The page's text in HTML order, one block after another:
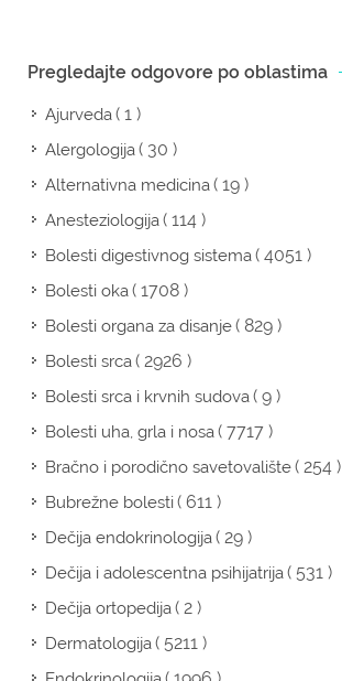
Pregledajte odgovore po oblastima
Ajurveda( 1 )
Alergologija( 30 )
Alternativna medicina( 19 )
Anesteziologija( 114 )
Bolesti digestivnog sistema( 4051 )
Bolesti oka( 1708 )
Bolesti organa za disanje( 829 )
Bolesti srca( 2926 )
Bolesti srca i krvnih sudova( 9 )
Bolesti uha, grla i nosa( 7717 )
Bračno i porodično savetovalište( 254 )
Bubrežne bolesti( 611 )
Dečija endokrinologija( 29 )
Dečija i adolescentna psihijatrija( 531 )
Dečija ortopedija( 2 )
Dermatologija( 5211 )